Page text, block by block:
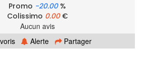
Promo -20.00%
Colissimo 0.00€
Aucun avis
Alerte Partager